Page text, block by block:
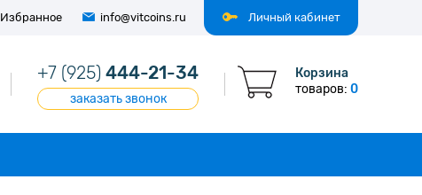
Личный кабинет
Избранное info@vitcoins.ru
+7 (925) 444-21-34
заказать звонок
Корзина
товаров: 0